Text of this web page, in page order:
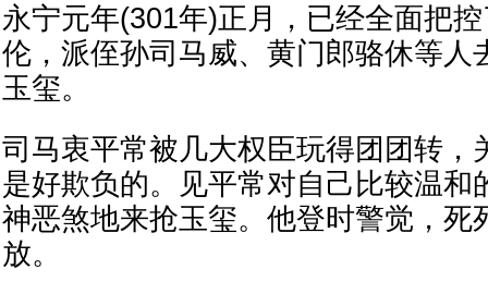
永宁元年(301年)正月，已经全面把
伦，派侄孙司马威、黄门郎骆休等人
玉玺。
司马衷平常被几大权臣玩得团团转，
是好欺负的。见平常对自己比较温和
神恶煞地来抢玉玺。他登时警觉，死
放。